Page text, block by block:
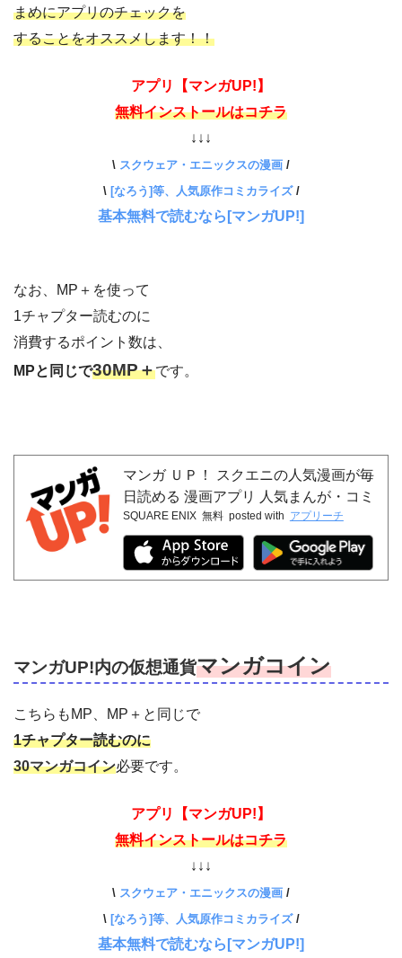
まめにアプリのチェックを
することをオススメします！！
アプリ【マンガUP!】
無料インストールはコチラ
↓↓↓
\ スクウェア・エニックスの漫画 /
\ [なろう]等、人気原作コミカライズ/
基本無料で読むなら[マンガUP!]
なお、MP＋を使って
1チャプター読むのに
消費するポイント数は、
MPと同じで30MP＋です。
マンガ ＵＰ！ スクエニの人気漫画が毎
日読める 漫画アプリ 人気まんが・コミ
ックが無料
SQUARE ENIX 無料 posted with アプリーチ
マンガUP!内の仮想通貨マンガコイン
こちらもMP、MP＋と同じで
1チャプター読むのに
30マンガコイン必要です。
アプリ【マンガUP!】
無料インストールはコチラ
↓↓↓
\ スクウェア・エニックスの漫画 /
\ [なろう]等、人気原作コミカライズ/
基本無料で読むなら[マンガUP!]